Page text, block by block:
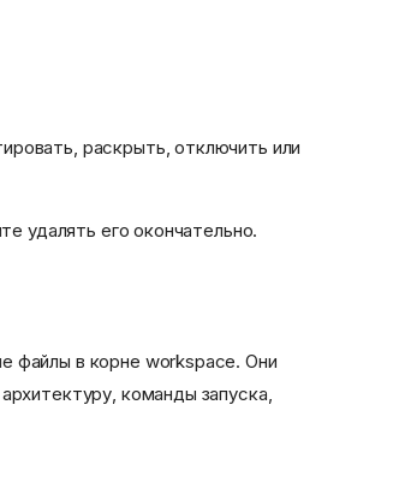
раскрыть, отключить или
удалять его окончательно.
файлы в корне workspace. Они
команды запуска,